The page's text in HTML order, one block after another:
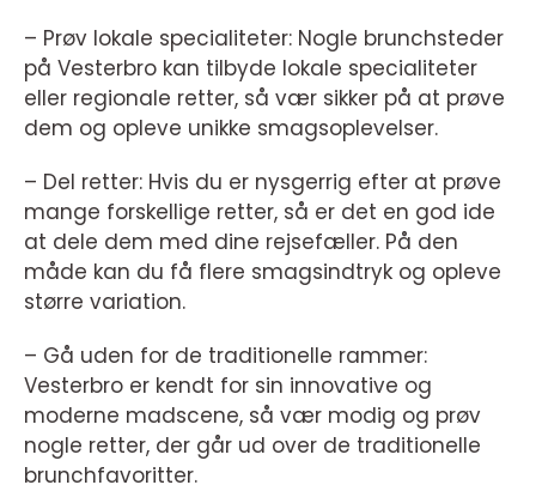
– Prøv lokale specialiteter: Nogle brunchsteder
på Vesterbro kan tilbyde lokale specialiteter
eller regionale retter, så vær sikker på at prøve
dem og opleve unikke smagsoplevelser.
– Del retter: Hvis du er nysgerrig efter at prøve
mange forskellige retter, så er det en god ide
at dele dem med dine rejsefæller. På den
måde kan du få flere smagsindtryk og opleve
større variation.
– Gå uden for de traditionelle rammer:
Vesterbro er kendt for sin innovative og
moderne madscene, så vær modig og prøv
nogle retter, der går ud over de traditionelle
brunchfavoritter.